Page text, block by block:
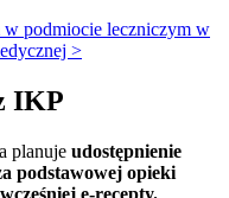
w podmiocie leczniczym w
>
IKP
planuje udostępnienie
podstawowej opieki
e-recepty.